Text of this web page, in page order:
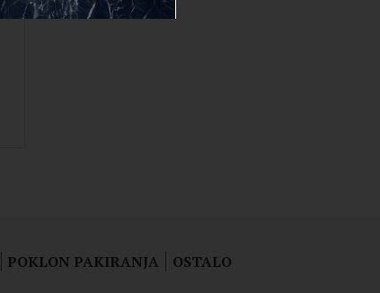
POKLON PAKIRANJA
OSTALO